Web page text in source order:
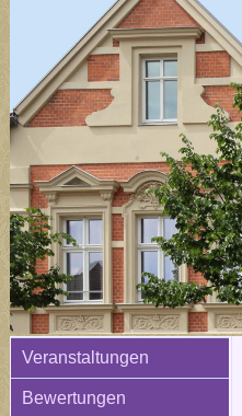
Veranstaltungen
Bewertungen